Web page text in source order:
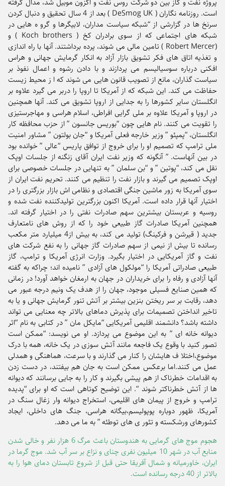
است. روزنامه نگاران ( DeSmog UK ) بعد از 4 سال تحقیق و دنبال کردن
سرنخ ها در گزارشی از “شبکه سیاست مداران، لابیگرها و گرو ه هایی در
شبکه های اجتماعی که از سوی برادران کخ ( Koch brothers ) و
(Robert Mercer ) تامین مالی می شوند، پرده برداشتند. آنها با راه اندازی
و تغذیه اتاق های فکر تشویق بازار آزاد به انکار گرمایش جهانی و هراس
افکنی درباره سوسیالیسم می پردازند و با دادن رشوه و اعمال نفوذ بر
سیاست گذاران، مانع از تصویب قانون هایی می شوند که ا ز محیط زیست
حفاظت می کند. این شبکه که از آمریکا تا اروپا را دربر می گیرد علاوه بر
انگلستان سایر کشورها را به جدایی از اروپا تشویق می کند. آنها همچنین
در اروپا و آمریکا علاوه بر ملی گرایی افراطی، اسلام هراسی و مهاجرستیزی
را تقویت می کنند. نام هایی چون “بوریس جانسون ” از حزب محافظه کار
انگلستان، “پمپئو ” وزیر خارجه فعلی آمریکا و “جان بولتون ” مشاور امنیت
ملی ترامپ که تصمیم او را برای خروج از توافق پاریس “عالی ” خوانده بود
در بین آنهاست. ” آنگونه که وزیر نفت ایران آقای زنگنه از جلسات اوپک
نقل می کند، “پوتین ” و “بن سلمان ” به تنهایی در جلسات خصوصی برای
اوپک تصمیم می گیرند و بازار نفت را تنظیم می کنند. تحریم نفت ایران از
سوی آمریکا به زور ماشین جنگی اقتصادی و نظامی اش بازار بزرگتری را در
اختیار آنها قرار داده است. آمریکا اکنون بزرگترین تولیدکننده نفت شده و
روسیه و عربستان بیشترین سهم صادرات نفتی را در اختیار گرفته اند.
همچنین آمریکا صادرات گاز طبیعی خود را که از روش های نامتعارف
جدید ( قیرشن و فرکینگ) تولید می کند، به بیش از4 میلیارد متر مکعب
رسانده تا بیش از نیمی از سهم صادرات گاز جهانی را به نفع شرکت های
نفت و گاز آمریکایی در اختیار بگیرد. وزارت انرژی آمریکا و ترامپ، گاز
طبیعی صادراتی آمریکا را “مولکول های آزادی ” نامیده اند؛ چراکه به گفته
آنها آزادی و رفاه را برای خریداران در جهان به ارمغان خواهد آورد! در زمانی
که همین صنایع فسیلی موجود، جهان را از هدف یک ونیم درجه عبور می
دهد، رقابت بر سر ریختن بنزین بیشتر بر آتش تنور گرمایش جهانی و یا به
تاخیر انداختن تصمیمات برای پذیرش دماهای بالاتر چه معنایی می تواند
داشته باشد؟ دانشمند اقلیمی آمریکایی “مایکل مان ” در کتابی به نام “اثر
دیوانه خانه ای ” به این موضوع می پردازد. او می نویسد: “ممکن است
تصور کنید با وقوع یک فاجعه مانند آتش سوزی در یک خانه، همه با درک
موضوع،اختلا ف هایشان را کنار می گذارند و با سرعت، هماهنگی و همدلی
عمل می کنند.اما برعکس ممکن است به جان هم بیفتند، در دست زدن
به اقدامات خطرناک از هم پیشی بگیرند و کار را به جایی برسانند که دیوانه
ها از آتش خطرناکتر شوند “. این توضیح کوتاهی است که او برای “پدیده
ترامپ و خروج از پیمان های اقلیمی، استخراج دیوانه وار زغال سنگ در
آمریکا، ظهور دوباره پوپولیسم،بیگانه هراسی، جنگ های داخلی، ایجاد
کشورهای ورشکسته و تئور ی های توطئه ” به ما می دهد.
هجوم موج های گرمایی به هندوستان باعث مرگ 6 هزار نفر و خالی شدن
منابع آب در شهر 10 میلیون نفری چنای و نزاع بر سر آب شد. موج گرما در
ایران، خاورمیانه و شمال آفریقا حتی قبل از شروع تابستان دمای هوا را به
بالاتر از 40 درجه رسانده است.